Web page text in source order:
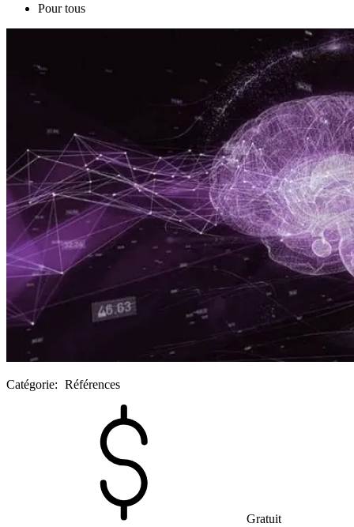
Pour tous
Catégorie: Références
Gratuit